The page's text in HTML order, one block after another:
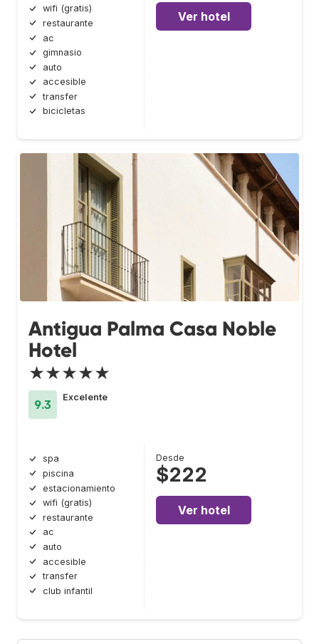
wifi (gratis)
restaurante
ac
gimnasio
auto
accesible
transfer
bicicletas
Ver hotel
Antigua Palma Casa Noble
Hotel
★★★★★
9.3
Excelente
spa
piscina
estacionamiento
wifi (gratis)
restaurante
ac
auto
accesible
transfer
club infantil
Desde
$222
Ver hotel